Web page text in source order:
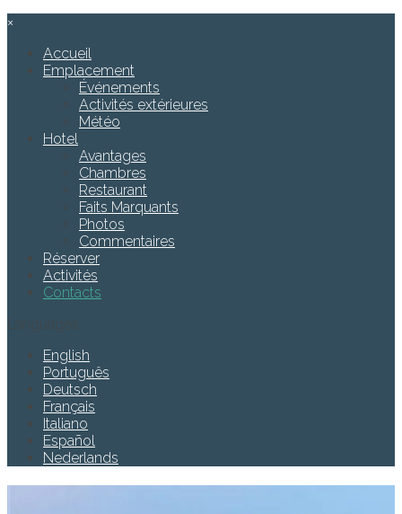
×
Accueil
Emplacement
Événements
Activités extérieures
Météo
Hotel
Avantages
Chambres
Restaurant
Faits Marquants
Photos
Commentaires
Réserver
Activités
Contacts
English
Português
Deutsch
Français
Italiano
Español
Nederlands